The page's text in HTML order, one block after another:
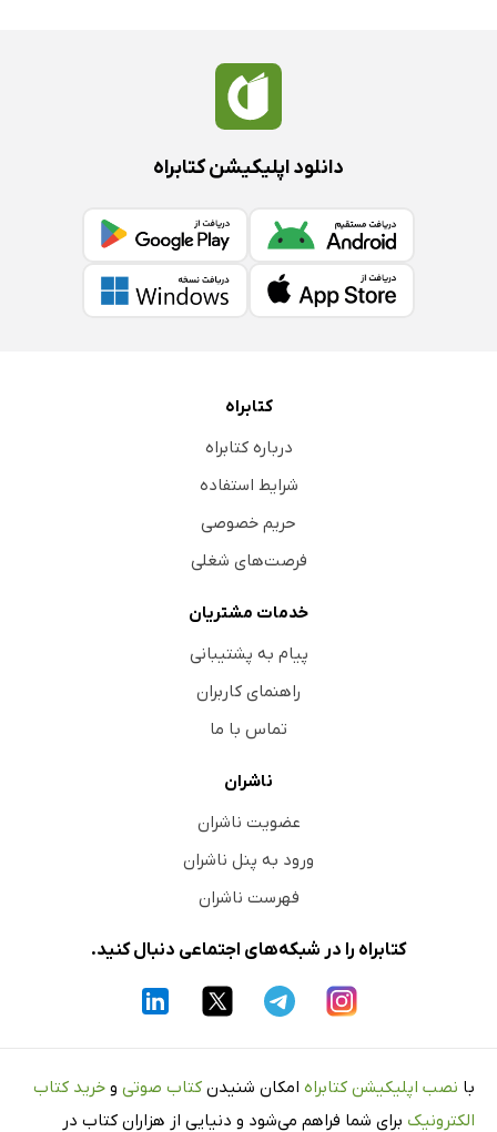
دانلود اپلیکیشن کتابراه
کتابراه
درباره کتابراه
شرایط استفاده
حریم خصوصی
فرصت‌های شغلی
خدمات مشتریان
پیام به پشتیبانی
راهنمای کاربران
تماس با ما
ناشران
عضویت ناشران
ورود به پنل ناشران
فهرست ناشران
کتابراه را در شبکه‌های اجتماعی دنبال کنید.
با نصب اپلیکیشن کتابراه امکان شنیدن کتاب صوتی و خرید کتاب
الکترونیک برای شما فراهم می‌شود و دنیایی از هزاران کتاب در